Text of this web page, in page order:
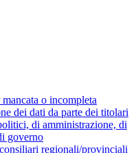
o incompleta
dei dati da parte dei titolari
di amministrazione, di
governo
regionali/provinciali